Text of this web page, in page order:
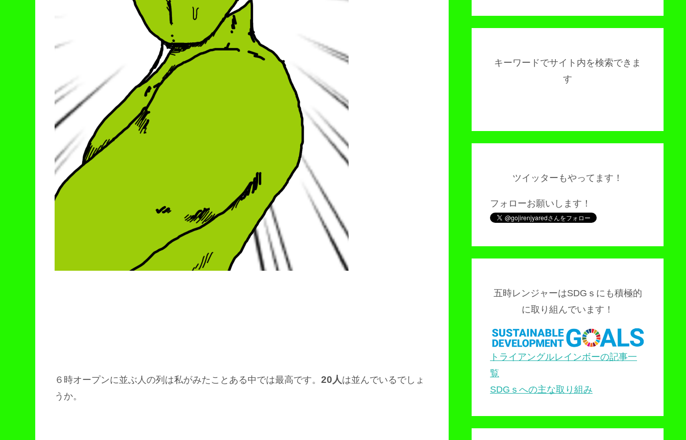
６時オープンに並ぶ人の列は私がみたことある中では最高です。 20人 は並んでいるでしょ
うか。
キーワードでサイト内を検索できま
す
ツイッターもやってます！
フォローお願いします！
五時レンジャーはSDGｓにも積極的
に取り組んでいます！
トライアングルレインボーの記事一
覧
SDGｓへの主な取り組み